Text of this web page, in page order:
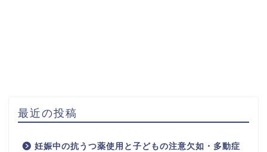
最近の投稿
妊娠中の抗うつ薬使用と子どもの注意欠如・多動症